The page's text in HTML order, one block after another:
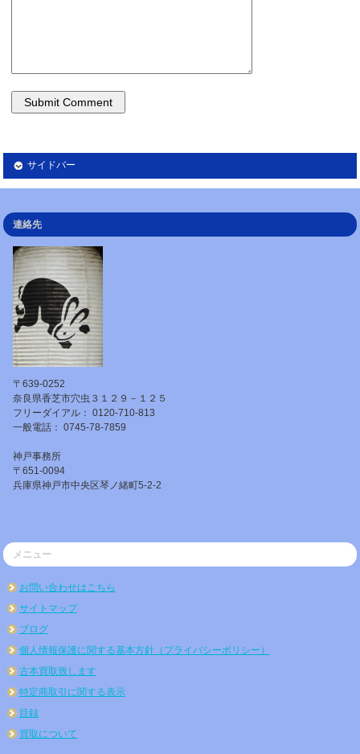
サイドバー
連絡先
〒639-0252
奈良県香芝市穴虫３１２９－１２５
フリーダイアル： 0120-710-813
一般電話： 0745-78-7859
神戸事務所
〒651-0094
兵庫県神戸市中央区琴ノ緒町5-2-2
メニュー
お問い合わせはこちら
サイトマップ
ブログ
個人情報保護に関する基本方針（プライバシーポリシー）
古本買取致します
特定商取引に関する表示
目録
買取について